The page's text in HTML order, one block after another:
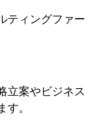
ティングファー
立案やビジネス
す。